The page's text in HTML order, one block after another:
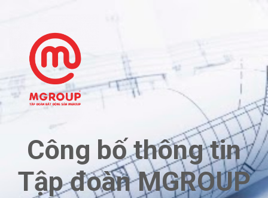
Công bố thông tin
Tập đoàn MGROUP